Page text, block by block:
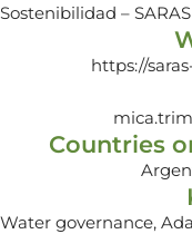
Sostenibilidad – SARAS
https://
Countries
Water governance,